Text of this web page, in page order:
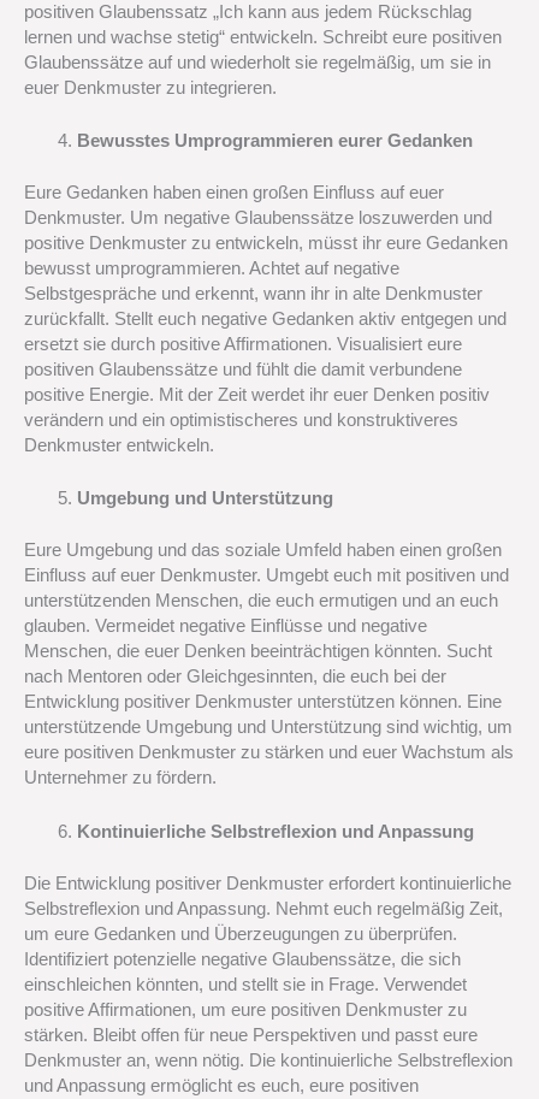
positiven Glaubenssatz „Ich kann aus jedem Rückschlag
lernen und wachse stetig“ entwickeln. Schreibt eure positiven
Glaubenssätze auf und wiederholt sie regelmäßig, um sie in
euer Denkmuster zu integrieren.
Bewusstes Umprogrammieren eurer Gedanken
Eure Gedanken haben einen großen Einfluss auf euer
Denkmuster. Um negative Glaubenssätze loszuwerden und
positive Denkmuster zu entwickeln, müsst ihr eure Gedanken
bewusst umprogrammieren. Achtet auf negative
Selbstgespräche und erkennt, wann ihr in alte Denkmuster
zurückfallt. Stellt euch negative Gedanken aktiv entgegen und
ersetzt sie durch positive Affirmationen. Visualisiert eure
positiven Glaubenssätze und fühlt die damit verbundene
positive Energie. Mit der Zeit werdet ihr euer Denken positiv
verändern und ein optimistischeres und konstruktiveres
Denkmuster entwickeln.
Umgebung und Unterstützung
Eure Umgebung und das soziale Umfeld haben einen großen
Einfluss auf euer Denkmuster. Umgebt euch mit positiven und
unterstützenden Menschen, die euch ermutigen und an euch
glauben. Vermeidet negative Einflüsse und negative
Menschen, die euer Denken beeinträchtigen könnten. Sucht
nach Mentoren oder Gleichgesinnten, die euch bei der
Entwicklung positiver Denkmuster unterstützen können. Eine
unterstützende Umgebung und Unterstützung sind wichtig, um
eure positiven Denkmuster zu stärken und euer Wachstum als
Unternehmer zu fördern.
Kontinuierliche Selbstreflexion und Anpassung
Die Entwicklung positiver Denkmuster erfordert kontinuierliche
Selbstreflexion und Anpassung. Nehmt euch regelmäßig Zeit,
um eure Gedanken und Überzeugungen zu überprüfen.
Identifiziert potenzielle negative Glaubenssätze, die sich
einschleichen könnten, und stellt sie in Frage. Verwendet
positive Affirmationen, um eure positiven Denkmuster zu
stärken. Bleibt offen für neue Perspektiven und passt eure
Denkmuster an, wenn nötig. Die kontinuierliche Selbstreflexion
und Anpassung ermöglicht es euch, eure positiven